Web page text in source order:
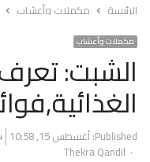
الرئيسة مكملات وأعشاب
مكملات وأعشاب
الشبت:
Published: أغسطس 15, 2024 10:58 ص
Author
Thekra Qandil